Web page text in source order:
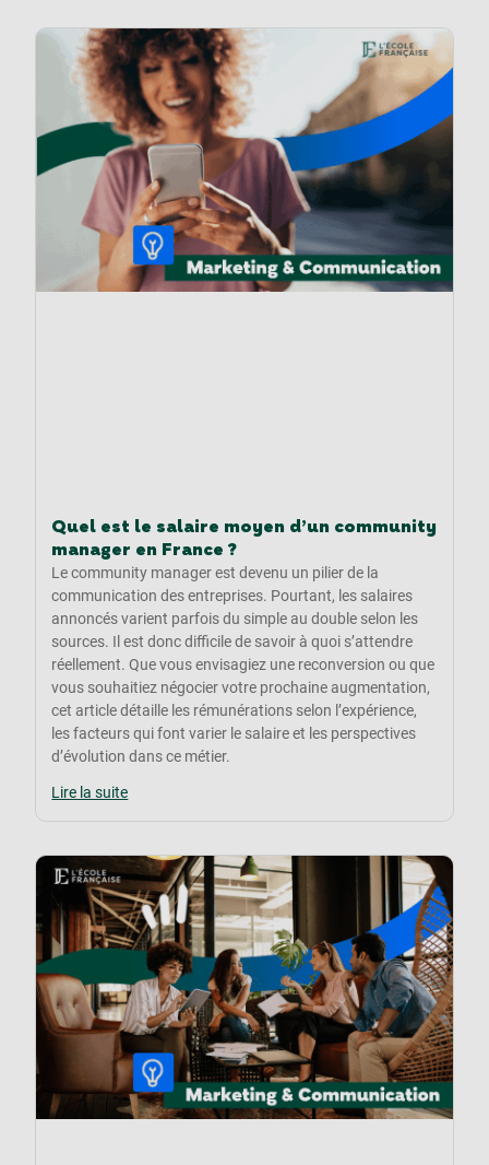
Quel est le salaire moyen d’un community
manager en France ?
Le community manager est devenu un pilier de la
communication des entreprises. Pourtant, les salaires
annoncés varient parfois du simple au double selon les
sources. Il est donc difficile de savoir à quoi s’attendre
réellement. Que vous envisagiez une reconversion ou que
vous souhaitiez négocier votre prochaine augmentation,
cet article détaille les rémunérations selon l’expérience,
les facteurs qui font varier le salaire et les perspectives
d’évolution dans ce métier.
Lire la suite